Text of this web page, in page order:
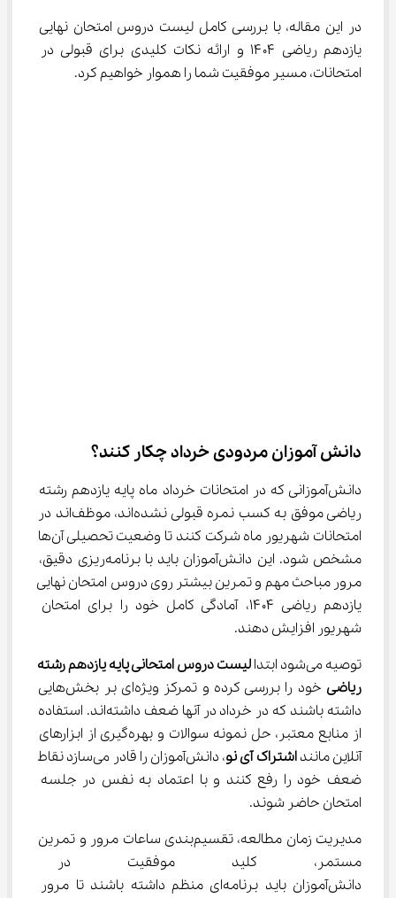
در این مقاله، با بررسی کامل لیست دروس امتحان نهایی
یازدهم ریاضی ۱۴۰۴ و ارائه نکات کلیدی برای قبولی در
امتحانات، مسیر موفقیت شما را هموار خواهیم کرد.
دانش‌ آموزان مردودی خرداد چکار کنند؟
دانش‌آموزانی که در امتحانات خرداد ماه پایه یازدهم رشته
ریاضی موفق به کسب نمره قبولی نشده‌اند، موظف‌اند در
امتحانات شهریور ماه شرکت کنند تا وضعیت تحصیلی آن‌ها
مشخص شود. این دانش‌آموزان باید با برنامه‌ریزی دقیق،
مرور مباحث مهم و تمرین بیشتر روی دروس امتحان نهایی
یازدهم ریاضی ۱۴۰۴، آمادگی کامل خود را برای امتحان
شهریور افزایش دهند.
توصیه می‌شود ابتدا
لیست دروس امتحانی پایه یازدهم رشته
ریاضی
خود را بررسی کرده و تمرکز ویژه‌ای بر بخش‌هایی
داشته باشند که در خرداد در آنها ضعف داشته‌اند. استفاده
از منابع معتبر، حل نمونه سوالات و بهره‌گیری از ابزارهای
آنلاین مانند اشتراک آی نو
، دانش‌آموزان را قادر می‌سازد نقاط
ضعف خود را رفع کنند و با اعتماد به نفس در جلسه
امتحان حاضر شوند.
مدیریت زمان مطالعه، تقسیم‌بندی ساعات مرور و تمرین
مستمر، کلید موفقیت در
دانش‌آموزان باید برنامه‌ای منظم داشته باشند تا مرور